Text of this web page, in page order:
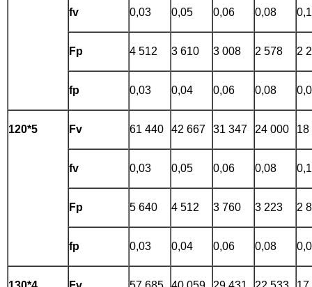
fv 0,03 0,05 0,06 0,08
Fp 4 512 3 610 3 008 2 578 2
fp 0,03 0,04 0,06 0,08
120*5 Fv 61 440 42 667 31 347 24 000 18
fv 0,03 0,05 0,06 0,08
Fp 5 640 4 512 3 760 3 223 2
fp 0,03 0,04 0,06 0,08